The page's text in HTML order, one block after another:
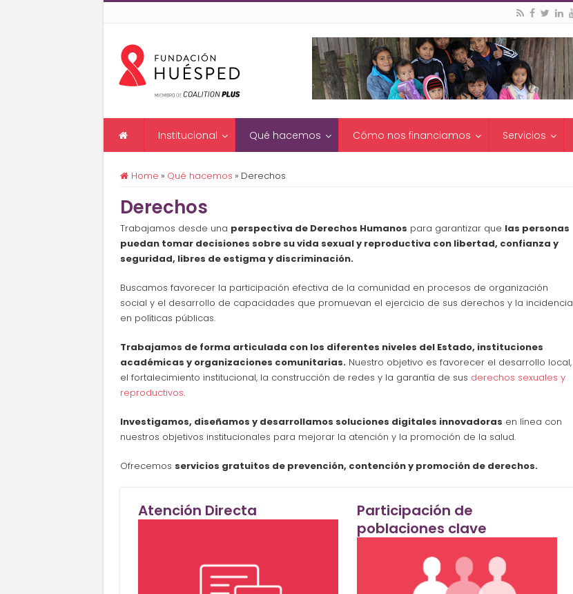
Institucional Qué hacemos Cómo nos financiamos Servicios
Home » Qué hacemos » Derechos
Derechos
Trabajamos desde una perspectiva de Derechos Humanos para garantizar que las personas
puedan tomar decisiones sobre su vida sexual y reproductiva con libertad, confianza y
seguridad, libres de estigma y discriminación.
Buscamos favorecer la participación efectiva de la comunidad en procesos de organización
social y el desarrollo de capacidades que promuevan el ejercicio de sus derechos y la incidencia
en políticas públicas.
Trabajamos de forma articulada con los diferentes niveles del Estado, instituciones
académicas y organizaciones comunitarias.Nuestro objetivo es favorecer el desarrollo local,
el fortalecimiento institucional, la construcción de redes y la garantía de sus derechos sexuales y
reproductivos.
Investigamos, diseñamos y desarrollamos soluciones digitales innovadoras en línea con
nuestros objetivos institucionales para mejorar la atención y la promoción de la salud.
Ofrecemos servicios gratuitos de prevención, contención y promoción de derechos.
Atención Directa
Participación de
poblaciones clave